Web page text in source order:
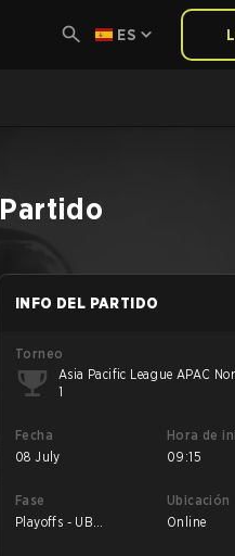
ES
Partido
INFO DEL PARTIDO
Torneo
Asia Pacific League APAC
1
Fecha
08 July
Hora de
09:15
Fase
Playoffs - UB
Ubicación
Online